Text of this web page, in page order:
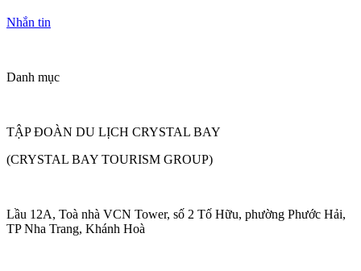
Nhắn tin
Danh mục
TẬP ĐOÀN DU LỊCH CRYSTAL BAY
(CRYSTAL BAY TOURISM GROUP)
Lầu 12A, Toà nhà VCN Tower, số 2 Tố Hữu, phường Phước Hải,
TP Nha Trang, Khánh Hoà